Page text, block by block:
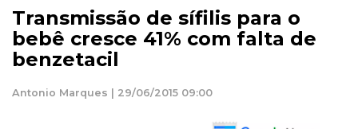
Transmissão de sífilis para o
bebê cresce 41% com falta de
benzetacil
Antonio Marques | 29/06/2015 09:00